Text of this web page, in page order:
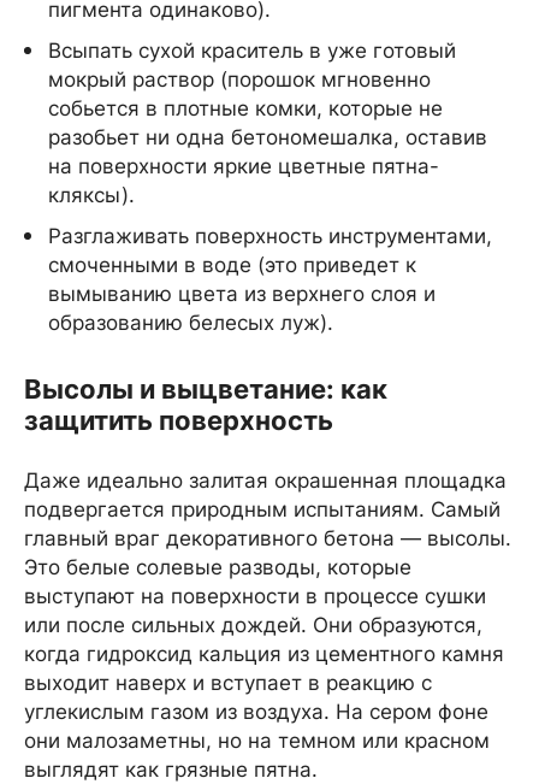
пигмента одинаково).
Всыпать сухой краситель в уже готовый
мокрый раствор (порошок мгновенно
собьется в плотные комки, которые не
разобьет ни одна бетономешалка, оставив
на поверхности яркие цветные пятна-
кляксы).
Разглаживать поверхность инструментами,
смоченными в воде (это приведет к
вымыванию цвета из верхнего слоя и
образованию белесых луж).
Высолы и выцветание: как
защитить поверхность
Даже идеально залитая окрашенная площадка
подвергается природным испытаниям. Самый
главный враг декоративного бетона — высолы.
Это белые солевые разводы, которые
выступают на поверхности в процессе сушки
или после сильных дождей. Они образуются,
когда гидроксид кальция из цементного камня
выходит наверх и вступает в реакцию с
углекислым газом из воздуха. На сером фоне
они малозаметны, но на темном или красном
выглядят как грязные пятна.